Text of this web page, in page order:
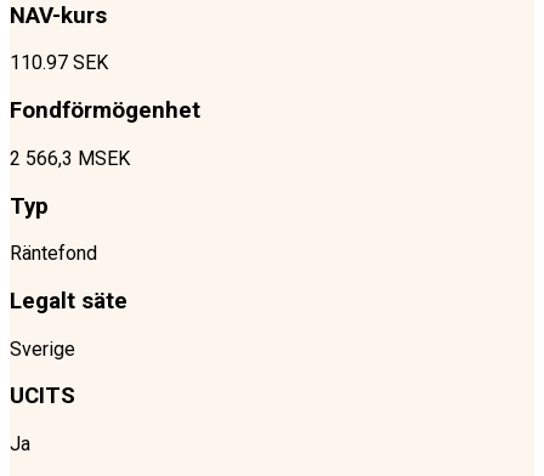
NAV-kurs
110.97 SEK
Fondförmögenhet
2 566,3 MSEK
Typ
Räntefond
Legalt säte
Sverige
UCITS
Ja